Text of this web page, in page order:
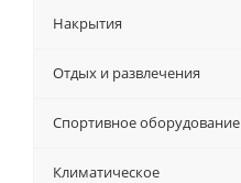
Накрытия
Отдых и развлечения
Спортивное оборудование
Климатическое